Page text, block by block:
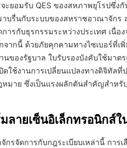
ยอมรับ QES ของสหภาพยุโรปซึ่ง
บรื่นกับระบบของสหราชอาณาจัก
ารกับธุรกรรมระหว่างประเทศ เนื่
ากนี้ ด้วยภัยคุกคามทางไซเบอร์ที่
นของรัฐบาล ใบรับรองบังคับใช้มาต
ดใช้งานการเปลี่ยนแปลงทางดิจิทัล
มาย ซึ่งเป็นแรงผลักดันสำคัญสำห
ลายเซ็นอิเล็กทรอนิกส์
กรจัดการกับกฎระเบียบเหล่านี้ การ